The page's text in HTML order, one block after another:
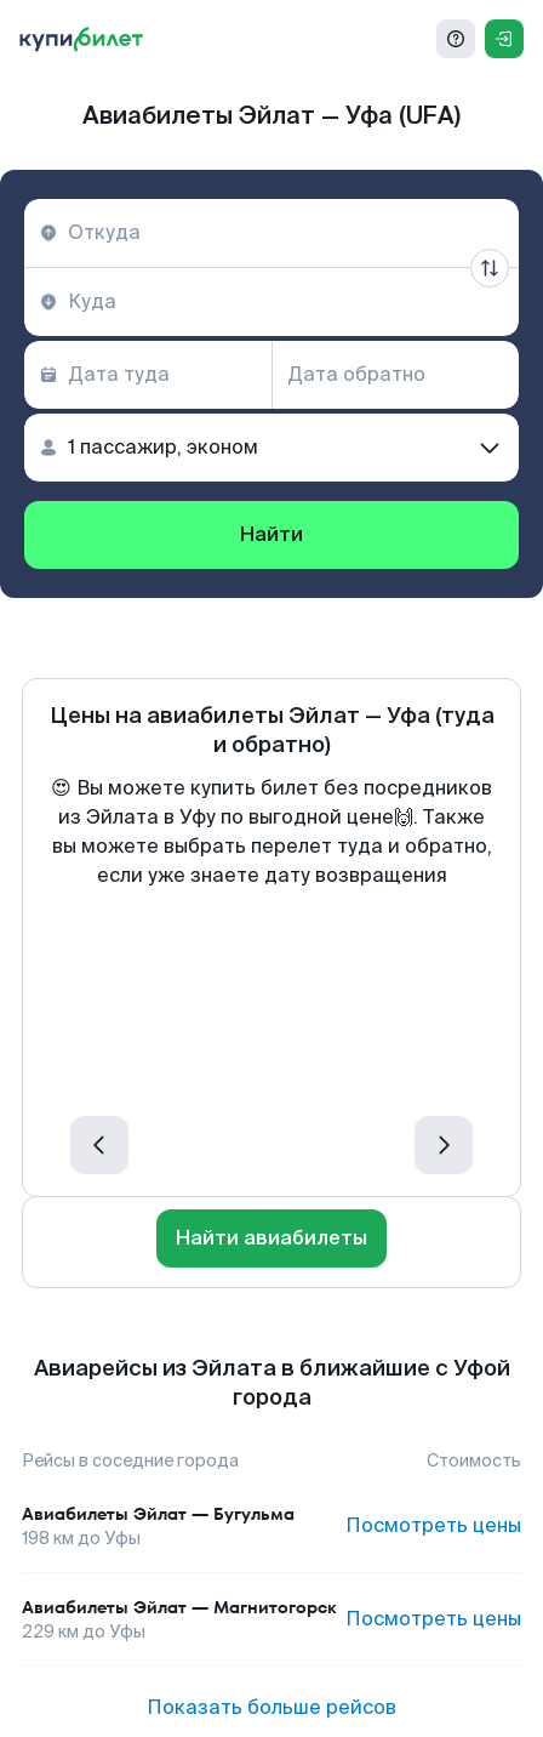
Авиабилеты Эйлат — Уфа (UFA)
Найти
Цены на авиабилеты Эйлат — Уфа (туда
и обратно)
😍 Вы можете купить билет без посредников
из Эйлата в Уфу по выгодной цене🙌. Также
вы можете выбрать перелет туда и обратно,
если уже знаете дату возвращения
Найти авиабилеты
Авиарейсы из Эйлата в ближайшие с Уфой
города
Рейсы в соседние города Стоимость
Авиабилеты Эйлат — Бугульма
198 км до Уфы Посмотреть цены
Авиабилеты Эйлат — Магнитогорск
229 км до Уфы Посмотреть цены
Показать больше рейсов